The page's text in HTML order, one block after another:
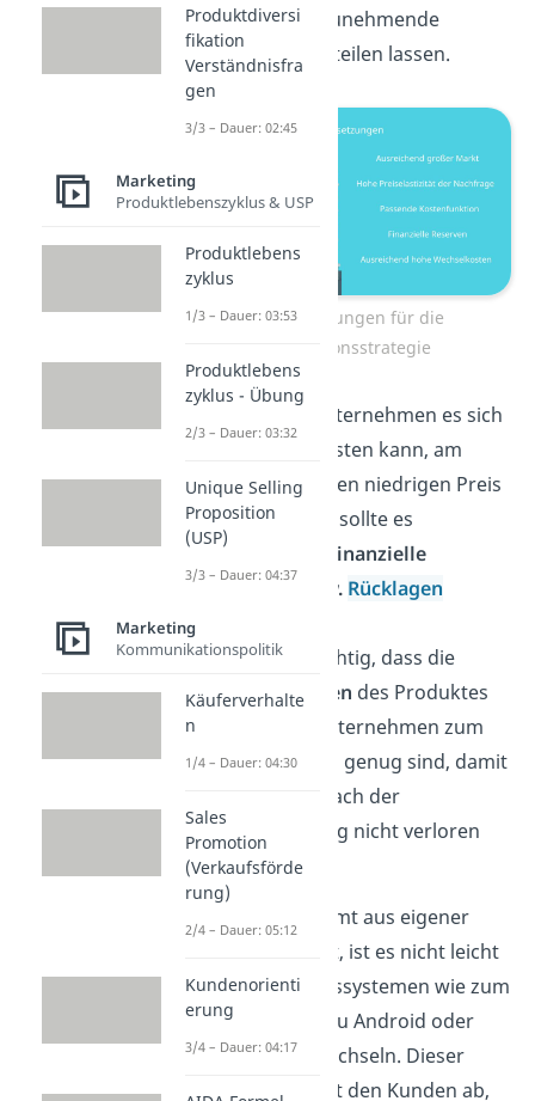
sich auf die zunehmende
Stückzahl verteilen lassen.
Voraussetzungen für die
Penetrationsstrategie
Damit das Unternehmen es sich
überhaupt leisten kann, am
Anfang so einen niedrigen Preis
zu verlangen, sollte es
ausreichend
finanzielle
Reserven bzw. Rücklagen
Zuletzt ist wichtig, dass die
Wechselkosten des Produktes
von einem Unternehmen zum
anderen hoch genug sind, damit
die Kunden nach der
Preiserhöhung nicht verloren
gehen.
Wie du es bestimmt aus eigener
Erfahrung kennst, ist es nicht leicht
zwischen Betriebssystemen wie zum
Beispiel von iOS zu Android oder
andersrum zu wechseln. Dieser
Aufwand schreckt den Kunden ab,
Produktdiversi
fikation
Verständnisfra
gen
3/3 – Dauer: 02:45
Marketing
Produktlebenszyklus & USP
Produktlebens
zyklus
1/3 – Dauer: 03:53
Produktlebens
zyklus - Übung
2/3 – Dauer: 03:32
Unique Selling
Proposition
(USP)
3/3 – Dauer: 04:37
Marketing
Kommunikationspolitik
Käuferverhalte
n
1/4 – Dauer: 04:30
Sales
Promotion
(Verkaufsförde
rung)
2/4 – Dauer: 05:12
Kundenorienti
erung
3/4 – Dauer: 04:17